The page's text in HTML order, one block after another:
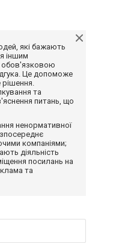
які бажають
іншим
обов'язковою
Це допоможе
та
питань, що
ненормативної
компаніями;
діяльність
посилань на
та